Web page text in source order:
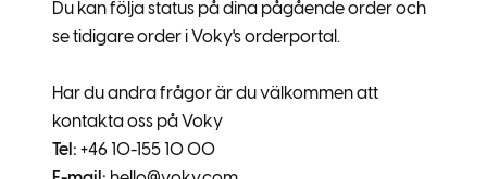
Du kan följa status på dina pågående order och
se tidigare order i Voky's orderportal.
Har du andra frågor är du välkommen att
kontakta oss på Voky
Tel: +46 10-155 10 00